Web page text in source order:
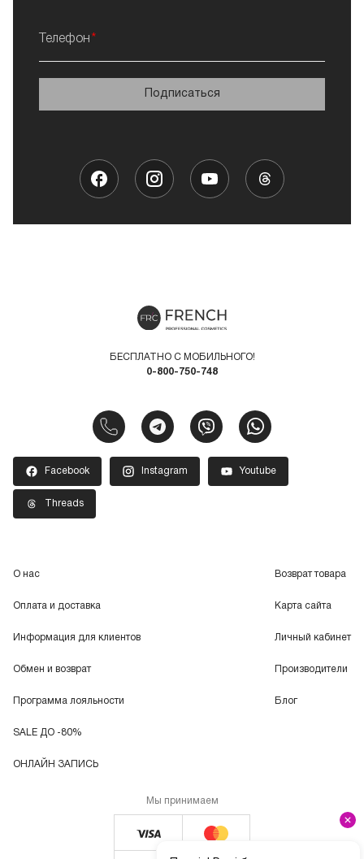
Телефон
Подписаться
БЕСПЛАТНО С МОБИЛЬНОГО!
0-800-750-748
Facebook Instagram Youtube
Threads
О нас
Оплата и доставка
Информация для клиентов
Обмен и возврат
Программа лояльности
SALE ДО -80%
ОНЛАЙН ЗАПИСЬ
Возврат товара
Карта сайта
Личный кабинет
Производители
Блог
Мы принимаем